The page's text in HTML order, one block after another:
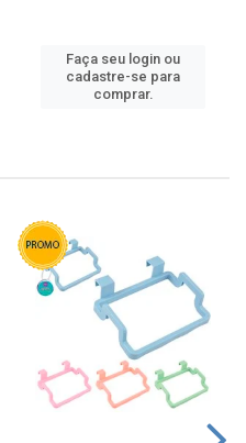
Faça seu login ou
cadastre-se para
comprar.